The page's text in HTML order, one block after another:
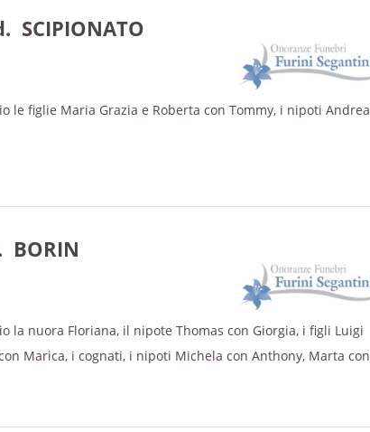
ringraziamento.
SCIPIONATO
le figlie Maria Grazia e Roberta con Tommy, i nipoti Andrea
parenti tutti.
alle ore 20.30 in chiesa a Bevilacqua.
alle ore 10.00 nella chiesa parrocchiale di Bevilacqua,
di Legnago.
del reparto di geriatria B dell’ospedale di Legnago
BORIN
la nuora Floriana, il nipote Thomas con Giorgia, i figli Luigi
Marica, i cognati, i nipoti Michela con Anthony, Marta con
Clarissa, Melisa, Edoardo, Vittoria, i pronipoti e parenti